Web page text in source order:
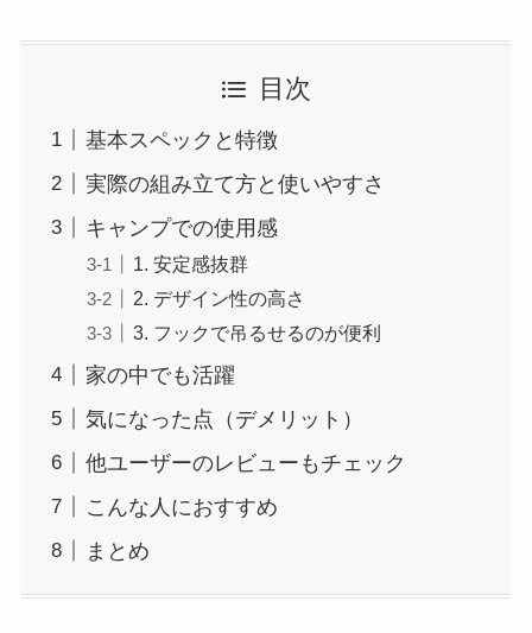
目次
基本スペックと特徴
実際の組み立て方と使いやすさ
キャンプでの使用感
1. 安定感抜群
2. デザイン性の高さ
3. フックで吊るせるのが便利
家の中でも活躍
気になった点（デメリット）
他ユーザーのレビューもチェック
こんな人におすすめ
まとめ